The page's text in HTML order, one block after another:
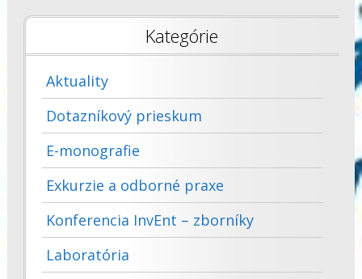
Kategórie
Aktuality
Dotazníkový prieskum
E-monografie
Exkurzie a odborné praxe
Konferencia InvEnt – zborníky
Laboratória